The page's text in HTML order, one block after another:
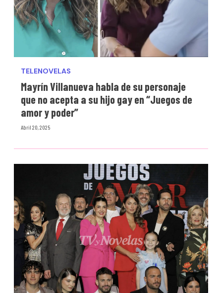
TELENOVELAS
Mayrín Villanueva habla de su personaje
que no acepta a su hijo gay en “Juegos de
amor y poder”
Abril 20, 2025